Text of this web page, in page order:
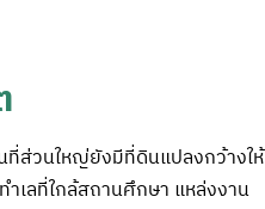
ส่วนใหญ่ยังมีที่ดินแปลงกว้างให้
เลที่ใกล้สถานศึกษา แหล่งงาน